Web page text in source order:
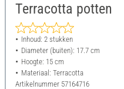
Terracotta potten
Inhoud: 2 stukken
Diameter (buiten): 17.7 cm
Hoogte: 15 cm
Materiaal: Terracotta
Artikelnummer 57164716